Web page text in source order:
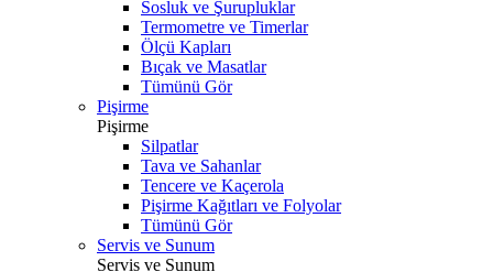
Sosluk ve Şurupluklar
Termometre ve Timerlar
Ölçü Kapları
Bıçak ve Masatlar
Tümünü Gör
Pişirme
Pişirme
Silpatlar
Tava ve Sahanlar
Tencere ve Kaçerola
Pişirme Kağıtları ve Folyolar
Tümünü Gör
Servis ve Sunum
Servis ve Sunum